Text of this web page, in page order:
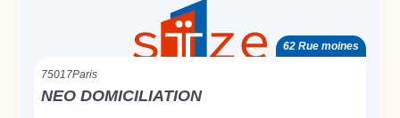
62 Rue moines
75017Paris
NEO DOMICILIATION